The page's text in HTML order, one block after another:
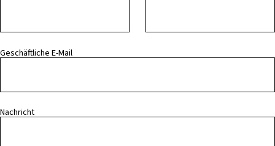
Geschäftliche E-Mail
Nachricht